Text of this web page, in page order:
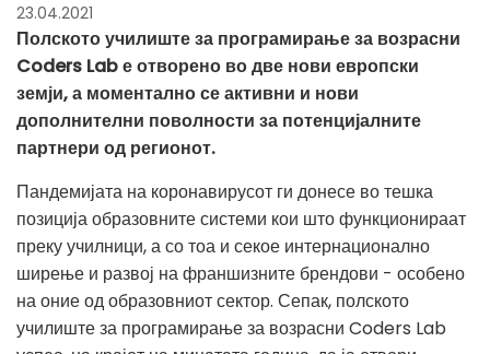
23.04.2021
Полското училиште за програмирање за возрасни
Coders Lab е отворено во две нови европски
земји, а моментално се активни и нови
дополнителни поволности за потенцијалните
партнери од регионот.
Пандемијата на коронавирусот ги донесе во тешка
позиција образовните системи кои што функционираат
преку училници, а со тоа и секое интернационално
ширење и развој на франшизните брендови - особено
на оние од образовниот сектор. Сепак, полското
училиште за програмирање за возрасни Coders Lab